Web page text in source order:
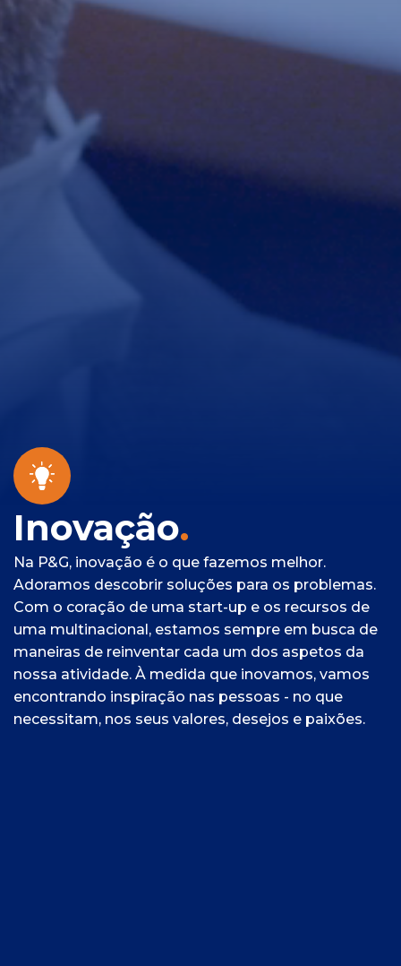
Inovação.
Na P&G, inovação é o que fazemos melhor.
Adoramos descobrir soluções para os problemas.
Com o coração de uma start-up e os recursos de
uma multinacional, estamos sempre em busca de
maneiras de reinventar cada um dos aspetos da
nossa atividade. À medida que inovamos, vamos
encontrando inspiração nas pessoas - no que
necessitam, nos seus valores, desejos e paixões.